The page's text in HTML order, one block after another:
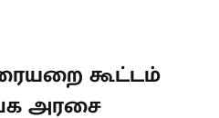
கூட்டம்
அரசை